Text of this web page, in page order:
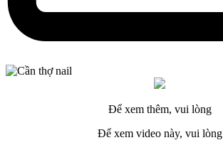
Để xem thêm, vui lòng
Để xem video này, vui lòng